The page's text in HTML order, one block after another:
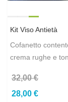
Kit Viso Antietà
Cofanetto
crema rughe e
32,00 €
28,00 €